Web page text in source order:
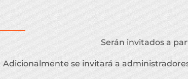
Serán invitados a
Adicionalmente se invitará a